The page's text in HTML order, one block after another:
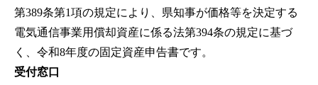
第389条第1項の規定により、県知事が価格等を決定する
電気通信事業用償却資産に係る法第394条の規定に基づ
く、令和8年度の固定資産申告書です。
受付窓口